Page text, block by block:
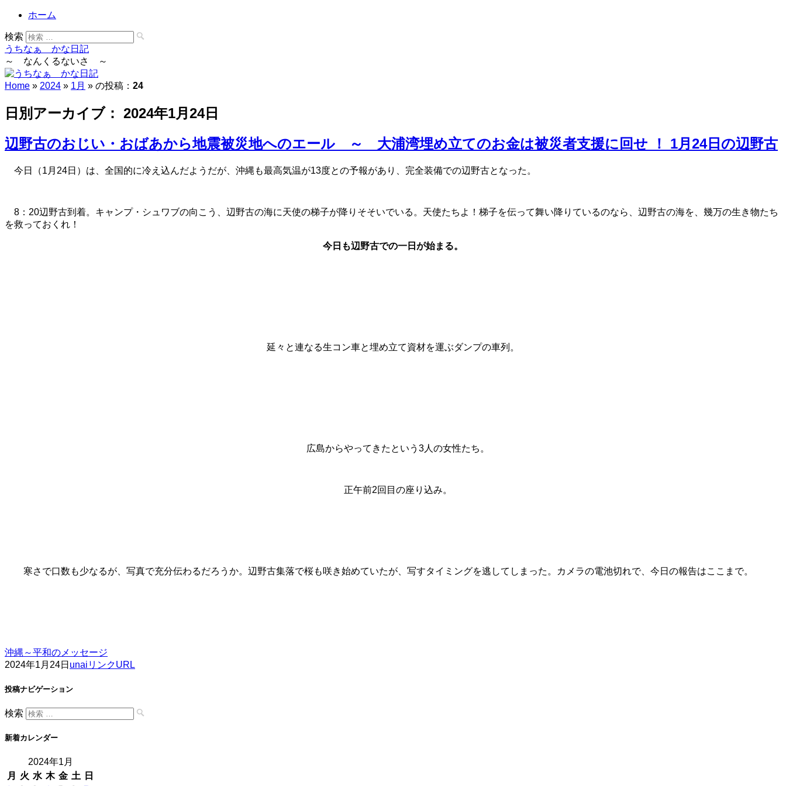
ホーム
検索
うちなぁ かな日記
～ なんくるないさ ～
Home » 2024 » 1月 » の投稿： 24
日別アーカイブ： 2024年1月24日
辺野古のおじい・おばあから地震被災地へのエール ～ 大浦湾埋め立てのお金は被災者支援に回せ ！ 1月24日の辺野古
今日（1月24日）は、全国的に冷え込んだようだが、沖縄も最高気温が13度との予報があり、完全装備での辺野古となった。
8：20辺野古到着。キャンプ・シュワブの向こう、辺野古の海に天使の梯子が降りそそいでいる。天使たちよ！梯子を伝って舞い降りているのなら、辺野古の海を、幾万の生き物たち
を救っておくれ！
今日も辺野古での一日が始まる。
延々と連なる生コン車と埋め立て資材を運ぶダンプの車列。
広島からやってきたという3人の女性たち。
正午前2回目の座り込み。
寒さで口数も少なるが、写真で充分伝わるだろうか。辺野古集落で桜も咲き始めていたが、写すタイミングを逃してしまった。カメラの電池切れで、今日の報告はここまで。
沖縄～平和のメッセージ
2024年1月24日 unai リンクURL
投稿ナビゲーション
検索
新着カレンダー
2024年1月
月
火 水 木 金 土 日